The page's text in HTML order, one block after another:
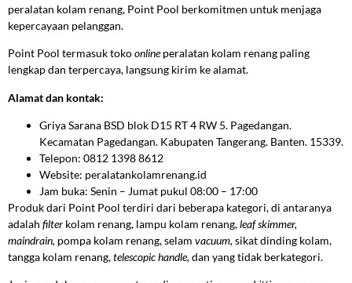
peralatan kolam renang, Point Pool berkomitmen untuk menjaga
kepercayaan pelanggan.
Point Pool termasuk tokoonlineperalatan kolam renang paling
lengkap dan terpercaya, langsung kirim ke alamat.
Alamat dan kontak:
Griya Sarana BSD blok D15 RT 4 RW 5. Pagedangan.
Kecamatan Pagedangan. Kabupaten Tangerang. Banten. 15339.
Telepon: 0812 1398 8612
Website: peralatankolamrenang.id
Jam buka: Senin – Jumat pukul 08:00 – 17:00
Produk dari Point Pool terdiri dari beberapa kategori, di antaranya
adalah filter kolam renang, lampu kolam renang,leaf skimmer,
maindrain, pompa kolam renang, selam vacuum, sikat dinding kolam,
tangga kolam renang,telescopic handle, dan yang tidak berkategori.